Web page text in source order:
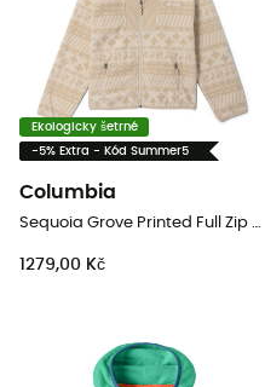
Ekologicky šetrné
-5% Extra - Kód Summer5
Columbia
Sequoia Grove Printed Full Zip Fleece - Dětská fleesová mikina
1279,00 Kč